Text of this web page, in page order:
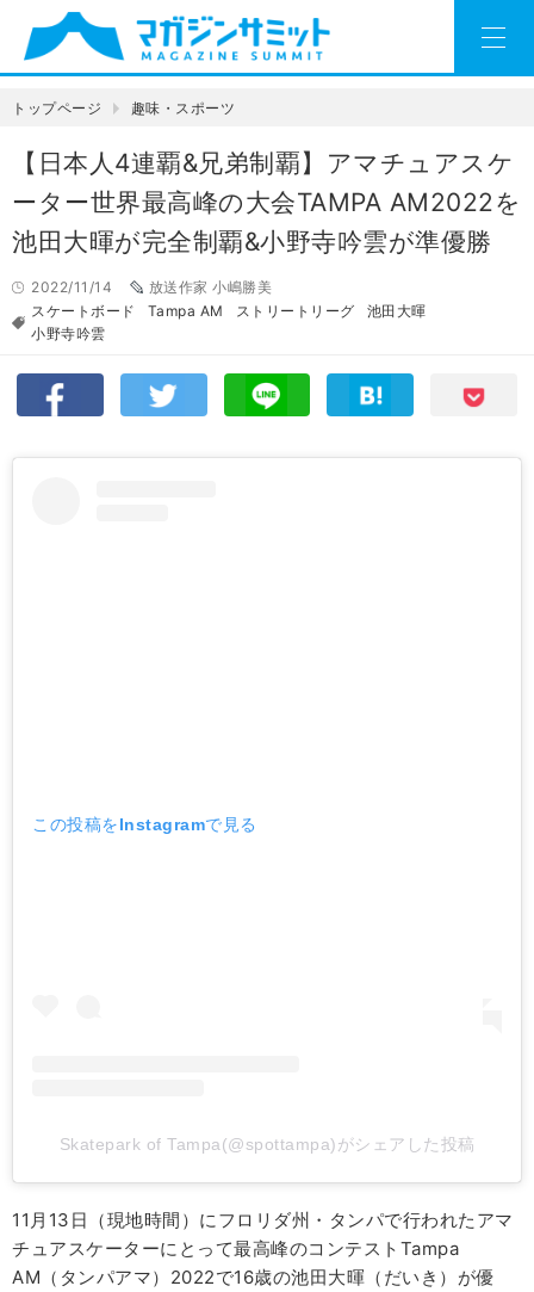
トップページ 趣味・スポーツ
【日本人4連覇&兄弟制覇】アマチュアスケ
ーター世界最高峰の大会TAMPA AM2022を
池田大暉が完全制覇&小野寺吟雲が準優勝
2022/11/14
放送作家 小嶋勝美
スケートボード
Tampa AM ストリートリーグ
池田大暉
小野寺吟雲
この投稿をInstagramで見る
Skatepark of Tampa(@spottampa)がシェアした投稿
11月13日（現地時間）にフロリダ州・タンパで行われたアマ
チュアスケーターにとって最高峰のコンテストTampa
AM（タンパアマ）2022で16歳の池田大暉（だいき）が優